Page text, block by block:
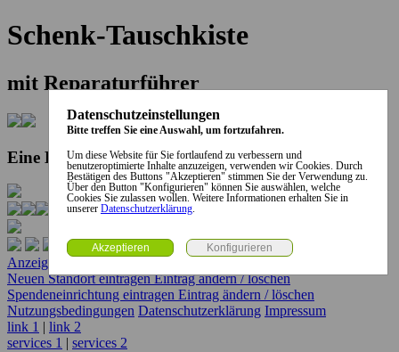
Schenk-Tauschkiste
mit Reparaturführer
Eine Kooperation der Stadt und des Landkreises...
Anzeige erstellen
Neuen Standort eintragenEintrag ändern / löschen
Spendeneinrichtung eintragen Eintrag ändern / löschen
Nutzungsbedingungen Datenschutzerklärung Impressum
link 1 | link 2
services 1 | services 2
Datenschutzeinstellungen
Bitte treffen Sie eine Auswahl, um fortzufahren.
Um diese Website für Sie fortlaufend zu verbessern und
benutzeroptimierte Inhalte anzuzeigen, verwenden wir Cookies. Durch
Bestätigen des Buttons "Akzeptieren" stimmen Sie der Verwendung zu.
Über den Button "Konfigurieren" können Sie auswählen, welche
Cookies Sie zulassen wollen. Weitere Informationen erhalten Sie in
unserer Datenschutzerklärung.